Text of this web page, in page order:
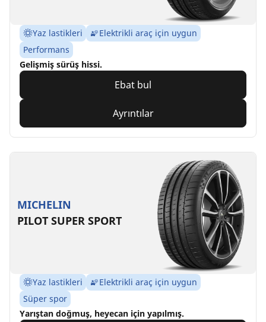
Yaz lastikleri
Elektrikli araç için uygun
Performans
Gelişmiş sürüş hissi.
Ebat bul
Ayrıntılar
MICHELIN
PILOT SUPER SPORT
Yaz lastikleri
Elektrikli araç için uygun
Süper spor
Yarıştan doğmuş, heyecan için yapılmış.